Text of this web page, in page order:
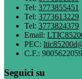
Tel: 3773855451
Tel: 3773613229
Tel: 3773824379
Email:
PEC:
C.F.:
Seguici su